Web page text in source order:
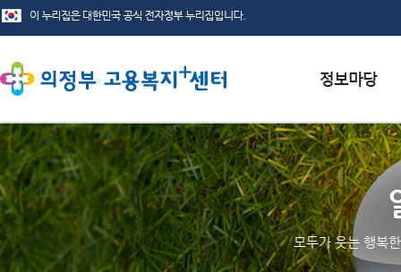
서식자료실
채용정보
인재정보
관련사이트
모두가 웃는 행복